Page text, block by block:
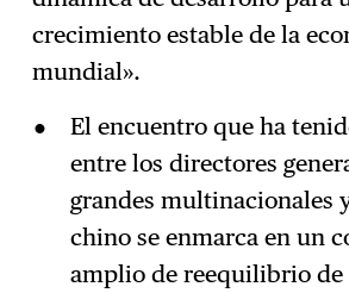
crecimiento estable de la
mundial».
El encuentro que ha
entre los directores
grandes multinacionales
chino se enmarca en un
amplio de reequilibrio de